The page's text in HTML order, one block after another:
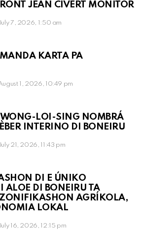
JEAN CIVERT MONITOR
7, 2026, 1:50 am
KARTA PA
1, 2026, 10:49 pm
LOI-SING NOMBRÁ
INTERINO DI BONEIRU
21, 2026, 11:43 pm
DI E ÚNIKO
ALOE DI BONEIRU TA
AGRÍKOLA,
LOKAL
16, 2026, 12:15 pm